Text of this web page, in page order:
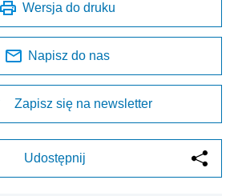
Wersja do druku
Napisz do nas
Zapisz się na newsletter
Udostępnij